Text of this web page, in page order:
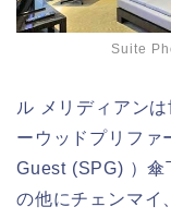
Suite
ル メリディアン
ーウッドプリファ
Guest (SPG) ）傘
の他にチェンマイ